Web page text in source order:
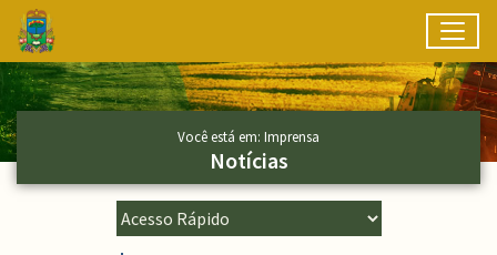
Ir para conteúdo principal
Conteúdo Principal
Você está em: Imprensa
Notícias